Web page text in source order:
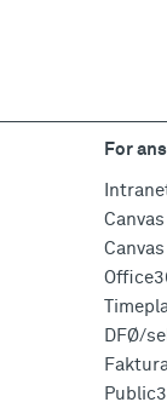
For
DFØ/